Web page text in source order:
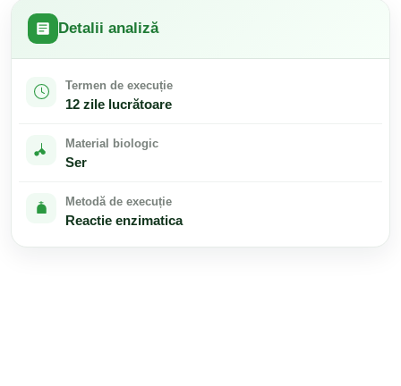
Detalii analiză
Termen de execuție
12 zile lucrătoare
Material biologic
Ser
Metodă de execuție
Reactie enzimatica